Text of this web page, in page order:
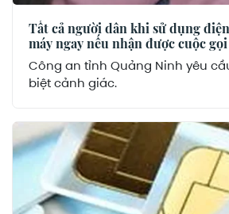
Tất cả người dân khi sử dụng
máy ngay nếu nhận được cuộc
Công an tỉnh Quảng Ninh yêu
biệt cảnh giác.